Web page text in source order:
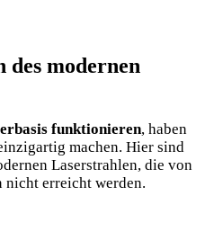
des modernen
​funktionieren, haben
machen. Hier‍ sind
Laserstrahlen, die von
erreicht werden.